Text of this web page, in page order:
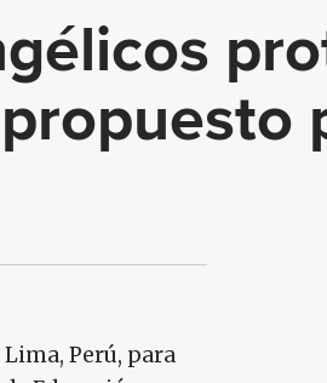
Perú, para